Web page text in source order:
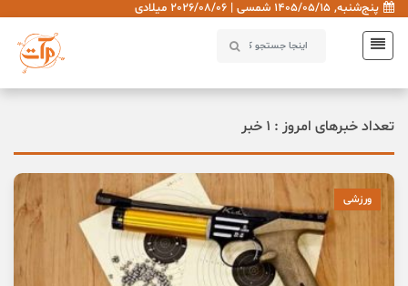
پنج‌شنبه, 1405/05/15 شمسی | 2026/08/06 میلادی
تعداد خبرهای امروز : 1 خبر
ورزشی